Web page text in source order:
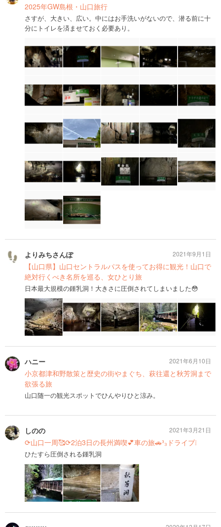
2025年GW島根・山口旅行
さすが、大きい、広い。中にはお手洗いがないので、潜る前に十
分にトイレを済ませておく必要あり。
よりみちさんぽ
【山口県】山口セントラルパスを使ってお得に観光！山口で
絶対行くべき名所を巡る、女ひとり旅
日本最大規模の鍾乳洞！大きさに圧倒されてしまいました😳
2021年9月1日
ハニー
小京都津和野散策と歴史の街やまぐち、萩往還と秋芳洞まで
欲張る旅
山口随一の観光スポットでひんやりひと涼み。
2021年6月10日
しのの
⟳山口一周🥰⟳2泊3日の長州満喫💕車の旅🚗³₃ドライブ❕
ひたすら圧倒される鍾乳洞
2021年3月21日